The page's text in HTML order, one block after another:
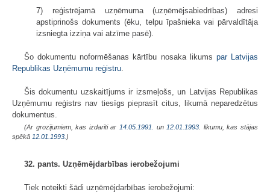
7) reģistrējamā uzņēmuma (uzņēmējsabiedrības) adresi
apstiprinošs dokuments (ēku, telpu īpašnieka vai pārvaldītāja
izsniegta izziņa vai atzīme pasē).
Šo dokumentu noformēšanas kārtību nosaka likums par Latvijas
Republikas Uzņēmumu reģistru.
Šis dokumentu uzskaitījums ir izsmeļošs, un Latvijas Republikas
Uzņēmumu reģistrs nav tiesīgs pieprasīt citus, likumā neparedzētus
dokumentus.
(Ar grozījumiem, kas izdarīti ar 14.05.1991. un12.01.1993. likumu, kas stājas
spēkā 12.01.1993.)
32. pants. Uzņēmējdarbības ierobežojumi
Tiek noteikti šādi uzņēmējdarbības ierobežojumi: